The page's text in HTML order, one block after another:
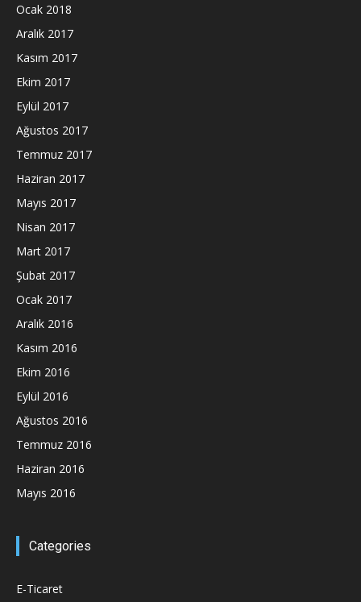
Ocak 2018
Aralık 2017
Kasım 2017
Ekim 2017
Eylül 2017
Ağustos 2017
Temmuz 2017
Haziran 2017
Mayıs 2017
Nisan 2017
Mart 2017
Şubat 2017
Ocak 2017
Aralık 2016
Kasım 2016
Ekim 2016
Eylül 2016
Ağustos 2016
Temmuz 2016
Haziran 2016
Mayıs 2016
Categories
E-Ticaret